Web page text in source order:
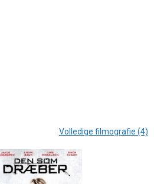
Volledige filmografie (4)